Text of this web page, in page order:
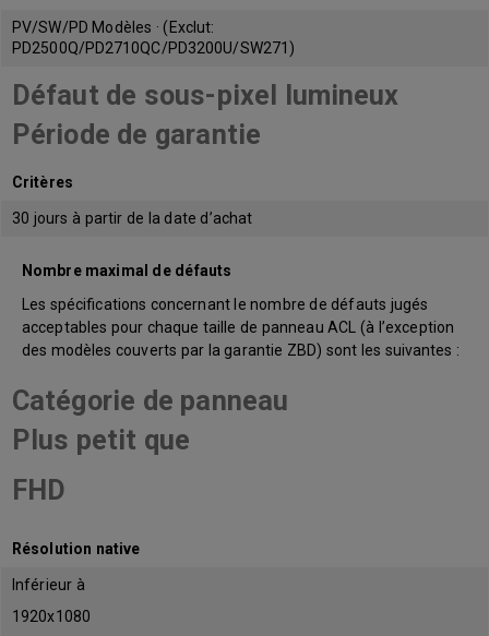
PV/SW/PD Modèles · (Exclut:
PD2500Q/PD2710QC/PD3200U/SW271)
Défaut de sous-pixel lumineux
Période de garantie
Critères
30 jours à partir de la date d’achat
Nombre maximal de défauts
Les spécifications concernant le nombre de défauts jugés
acceptables pour chaque taille de panneau ACL (à l’exception
des modèles couverts par la garantie ZBD) sont les suivantes :
Catégorie de panneau
Plus petit que
FHD
Résolution native
Inférieur à
1920x1080